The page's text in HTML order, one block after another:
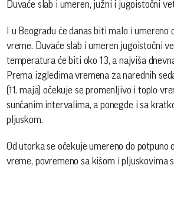
Duvaće slab i umeren, južni i jugoistočni
I u Beogradu će danas biti malo i umereno
vreme. Duvaće slab i umeren jugoistočni
temperatura će biti oko 13, a najviša
Prema izgledima vremena za narednih
(11. maja) očekuje se promenljivo i toplo
sunčanim intervalima, a ponegde i sa
pljuskom.
Od utorka se očekuje umereno do potpuno
vreme, povremeno sa kišom i pljuskovima